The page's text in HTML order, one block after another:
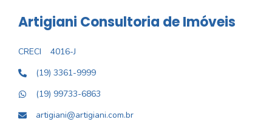
Artigiani Consultoria de Imóveis
CRECI
4016-J
(19) 3361-9999
(19) 99733-6863
artigiani@artigiani.com.br